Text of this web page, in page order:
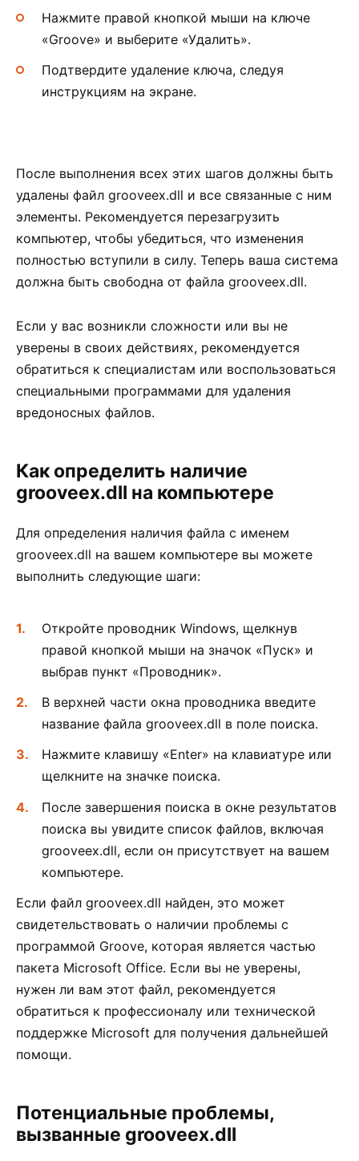
Нажмите правой кнопкой мыши на ключе
«Groove» и выберите «Удалить».
Подтвердите удаление ключа, следуя
инструкциям на экране.
После выполнения всех этих шагов должны быть
удалены файл grooveex.dll и все связанные с ним
элементы. Рекомендуется перезагрузить
компьютер, чтобы убедиться, что изменения
полностью вступили в силу. Теперь ваша система
должна быть свободна от файла grooveex.dll.
Если у вас возникли сложности или вы не
уверены в своих действиях, рекомендуется
обратиться к специалистам или воспользоваться
специальными программами для удаления
вредоносных файлов.
Как определить наличие
grooveex.dll на компьютере
Для определения наличия файла с именем
grooveex.dll на вашем компьютере вы можете
выполнить следующие шаги:
Откройте проводник Windows, щелкнув
правой кнопкой мыши на значок «Пуск» и
выбрав пункт «Проводник».
В верхней части окна проводника введите
название файла grooveex.dll в поле поиска.
Нажмите клавишу «Enter» на клавиатуре или
щелкните на значке поиска.
После завершения поиска в окне результатов
поиска вы увидите список файлов, включая
grooveex.dll, если он присутствует на вашем
компьютере.
Если файл grooveex.dll найден, это может
свидетельствовать о наличии проблемы с
программой Groove, которая является частью
пакета Microsoft Office. Если вы не уверены,
нужен ли вам этот файл, рекомендуется
обратиться к профессионалу или технической
поддержке Microsoft для получения дальнейшей
помощи.
Потенциальные проблемы,
вызванные grooveex.dll